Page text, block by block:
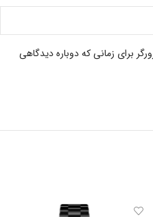
برای زمانی که دوباره دیدگاهی